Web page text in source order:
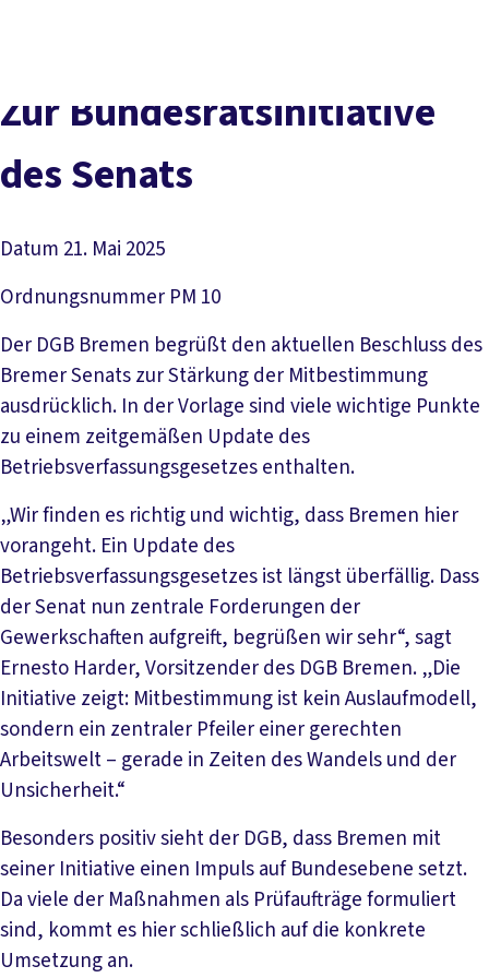
Politik vor Ort
Service
Zur Bundesratsinitiative
des Senats
Datum 21. Mai 2025
Ordnungsnummer PM 10
Der DGB Bremen begrüßt den aktuellen Beschluss des
Bremer Senats zur Stärkung der Mitbestimmung
ausdrücklich. In der Vorlage sind viele wichtige Punkte
zu einem zeitgemäßen Update des
Betriebsverfassungsgesetzes enthalten.
„Wir finden es richtig und wichtig, dass Bremen hier
vorangeht. Ein Update des
Betriebsverfassungsgesetzes ist längst überfällig. Dass
der Senat nun zentrale Forderungen der
Gewerkschaften aufgreift, begrüßen wir sehr“, sagt
Ernesto Harder, Vorsitzender des DGB Bremen. „Die
Initiative zeigt: Mitbestimmung ist kein Auslaufmodell,
sondern ein zentraler Pfeiler einer gerechten
Arbeitswelt – gerade in Zeiten des Wandels und der
Unsicherheit.“
Besonders positiv sieht der DGB, dass Bremen mit
seiner Initiative einen Impuls auf Bundesebene setzt.
Da viele der Maßnahmen als Prüfaufträge formuliert
sind, kommt es hier schließlich auf die konkrete
Umsetzung an.